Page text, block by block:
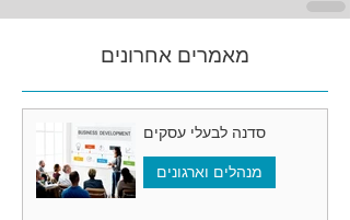
מאמרים אחרונים
סדנה לבעלי עסקים
מנהלים וארגונים